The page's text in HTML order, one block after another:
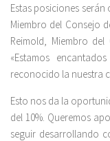
Estas posiciones
Miembro del Consejo
Reimold, Miembro
«Estamos
reconocido la nuestra
Esto nos da la
del 10%. Queremos
seguir desarrollando